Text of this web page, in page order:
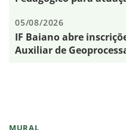
MURAL
05/08/2026
IF Baiano abre
Auxiliar de